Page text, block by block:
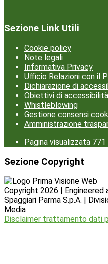
Sezione Link Utili
Cookie policy
Note legali
Informativa Privacy
Ufficio Relazioni con il
Dichiarazione di
Obiettivi di accessibilità
Whistleblowing
Gestione consensi
Amministrazione
Pagina visualizzata 771
Sezione Copyright
Copyright 2026 | Engineered
Spaggiari Parma S.p.A. |
Media
Disclaimer trattamento dati